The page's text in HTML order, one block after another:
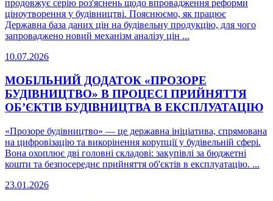
продовжує серію роз'яснень щодо впровадження реформи
ціноутворення у будівництві. Пояснюємо, як працює
Державна база даних цін на будівельну продукцію, для чого
запроваджено новий механізм аналізу цін ...
10.07.2026
МОБІЛЬНИЙ ДОДАТОК «ПРОЗОРЕ
БУДІВНИЦТВО» В ПРОЦЕСІ ПРИЙНЯТТЯ
ОБ’ЄКТІВ БУДІВНИЦТВА В ЕКСПЛУАТАЦІЮ
«Прозоре будівництво» — це державна ініціатива, спрямована
на цифровізацію та викорінення корупції у будівельній сфері.
Вона охоплює дві головні складові: закупівлі за бюджетні
кошти та безпосереднє прийняття об'єктів в експлуатацію. ...
23.01.2026